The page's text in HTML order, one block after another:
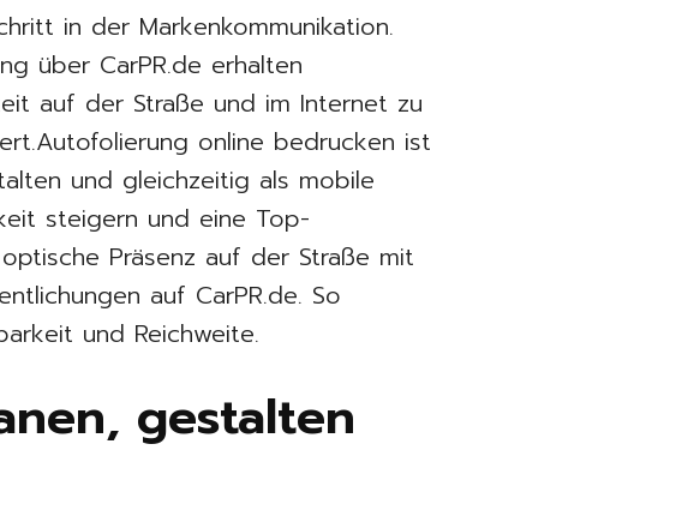
in der Markenkommunikation.
über CarPR.de erhalten
auf der Straße und im Internet zu
online bedrucken ist
und gleichzeitig als mobile
steigern und eine Top-
Präsenz auf der Straße mit
auf CarPR.de. So
und Reichweite.
gestalten